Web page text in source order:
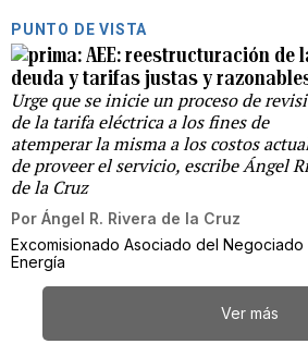
PUNTO DE VISTA
AEE: reestructuración de
deuda y tarifas justas y
Urge que se inicie un proceso de
de la tarifa eléctrica a los fines de
atemperar la misma a los costos
de proveer el servicio, escribe Ángel
de la Cruz
Por Ángel R. Rivera de la Cruz
Excomisionado Asociado del Negociado
Energía
Ver más